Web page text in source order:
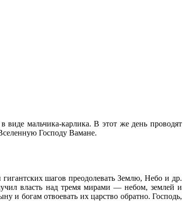
мальчика-карлика. В этот же день проводят
Господу Вамане.
шагов преодолевать Землю, Небо и др.
власть над тремя мирами — небом, землей и
и богам отвоевать их царство обратно. Господь,